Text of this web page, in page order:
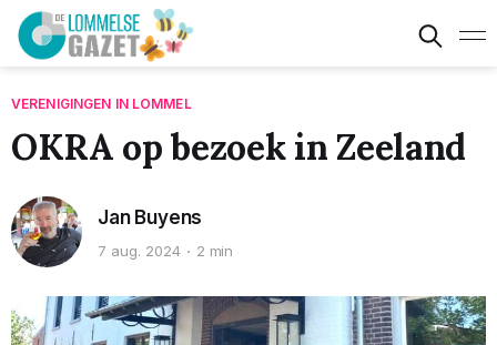
VERENIGINGEN IN LOMMEL
OKRA op bezoek in Zeeland
Jan Buyens
7 aug. 2024 2 min